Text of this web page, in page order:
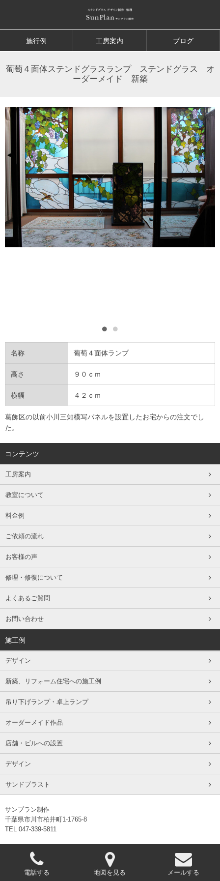
施行例 工房案内 ブログ
葡萄４面体ステンドグラスランプ ステンドグラス オ
ーダーメイド 新築
名称 葡萄４面体ランプ
高さ ９０ｃｍ
横幅 ４２ｃｍ
葛飾区の以前小川三知模写パネルを設置したお宅からの注文でし
た。
コンテンツ
工房案内
教室について
料金例
ご依頼の流れ
お客様の声
修理・修復について
よくあるご質問
お問い合わせ
施工例
デザイン
新築、リフォーム住宅への施工例
吊り下げランプ・卓上ランプ
オーダーメイド作品
店舗・ビルへの設置
デザイン
サンドブラスト
サンプラン制作
千葉県市川市柏井町1-1765-8
TEL 047-339-5811
電話する 地図を見る メールする